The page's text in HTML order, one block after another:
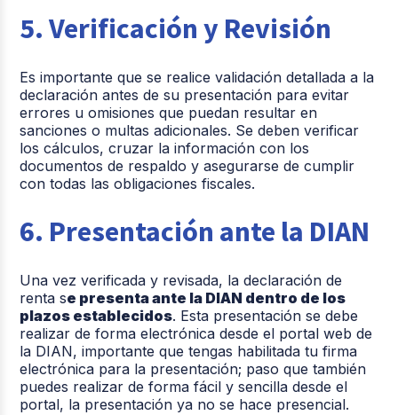
5. Verificación y Revisión
Es importante que se realice validación detallada a la
declaración antes de su presentación para evitar
errores u omisiones que puedan resultar en
sanciones o multas adicionales. Se deben verificar
los cálculos, cruzar la información con los
documentos de respaldo y asegurarse de cumplir
con todas las obligaciones fiscales.
6. Presentación ante la DIAN
Una vez verificada y revisada, la declaración de
renta se presenta ante la DIAN dentro de los
plazos establecidos. Esta presentación se debe
realizar de forma electrónica desde el portal web de
la DIAN, importante que tengas habilitada tu firma
electrónica para la presentación; paso que también
puedes realizar de forma fácil y sencilla desde el
portal, la presentación ya no se hace presencial.